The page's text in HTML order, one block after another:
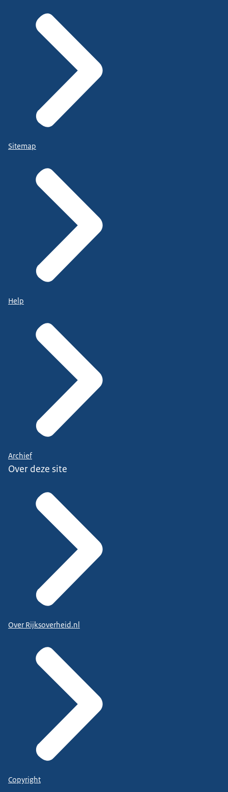
Sitemap
Help
Archief
Over deze site
Over Rijksoverheid.nl
Copyright